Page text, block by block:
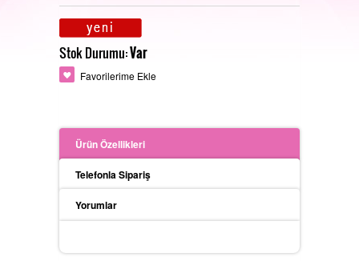
Stok Durumu:Var
Favorilerime Ekle
Ürün Özellikleri
Telefonla Sipariş
Yorumlar